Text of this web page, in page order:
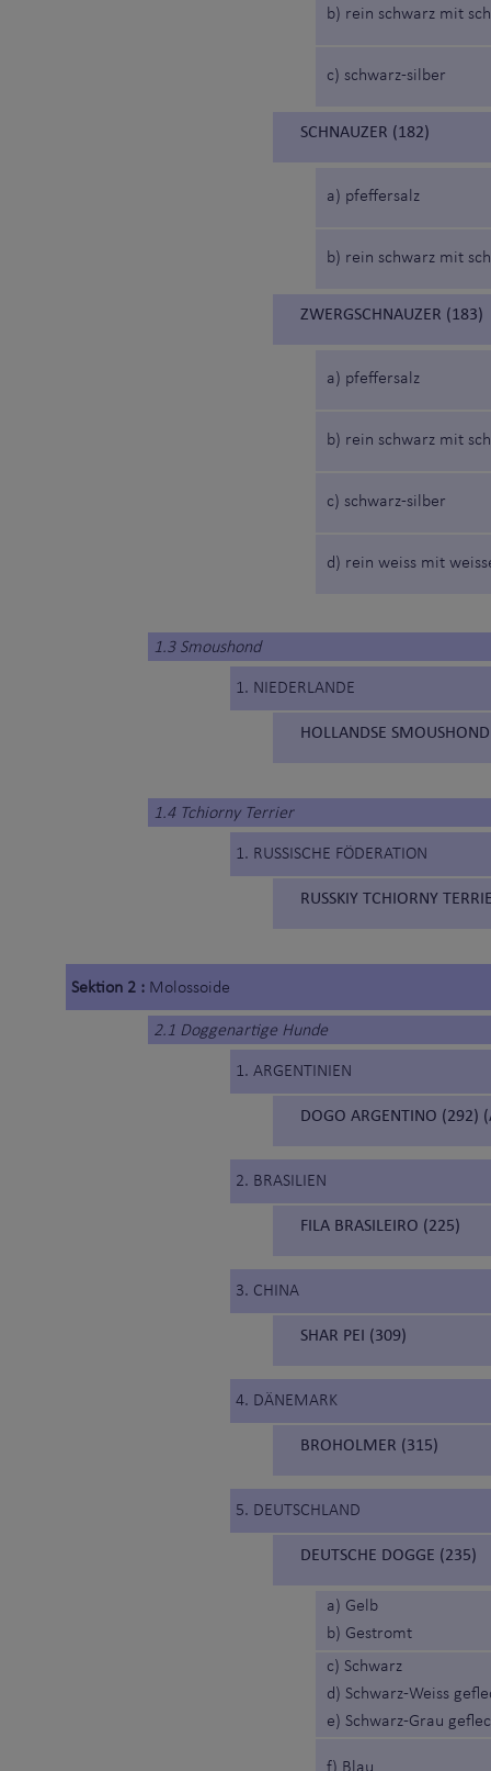
b) rein schwarz mit
c) schwarz-silber
SCHNAUZER (182)
a) pfeffersalz
b) rein schwarz mit
ZWERGSCHNAUZER (183)
a) pfeffersalz
b) rein schwarz mit
c) schwarz-silber
d) rein weiss mit
1.3 Smoushond
1. NIEDERLANDE
HOLLANDSE
1.4 Tchiorny Terrier
1. RUSSISCHE FÖDERATION
RUSSKIY TCHIORNY
Sektion 2 : Molossoide
2.1 Doggenartige Hunde
1. ARGENTINIEN
DOGO ARGENTINO (292)
2. BRASILIEN
FILA BRASILEIRO (225)
3. CHINA
SHAR PEI (309)
4. DÄNEMARK
BROHOLMER (315)
5. DEUTSCHLAND
DEUTSCHE DOGGE (235)
a) Gelb
b) Gestromt
c) Schwarz
d) Schwarz-Weiss
e) Schwarz-Grau